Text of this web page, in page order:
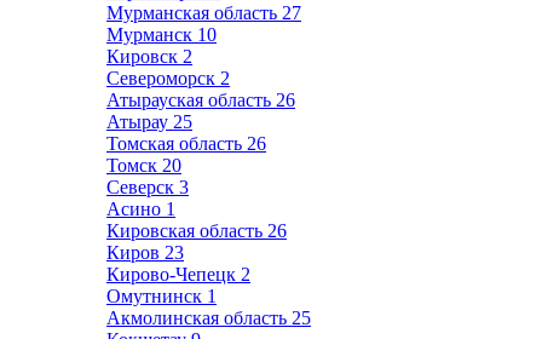
Мурманская область 27
Мурманск 10
Кировск 2
Североморск 2
Атырауская область 26
Атырау 25
Томская область 26
Томск 20
Северск 3
Асино 1
Кировская область 26
Киров 23
Кирово-Чепецк 2
Омутнинск 1
Акмолинская область 25